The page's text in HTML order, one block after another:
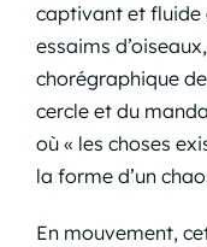
captivant et fluide
essaims
chorégraphique
cercle et du
où « les choses
la forme d’un
En mouvement,